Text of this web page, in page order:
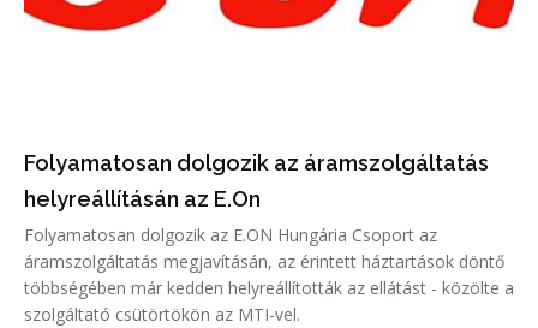
Folyamatosan dolgozik az áramszolgáltatás
helyreállításán az E.On
Folyamatosan dolgozik az E.ON Hungária Csoport az
áramszolgáltatás megjavításán, az érintett háztartások döntő
többségében már kedden helyreállították az ellátást - közölte a
szolgáltató csütörtökön az MTI-vel.